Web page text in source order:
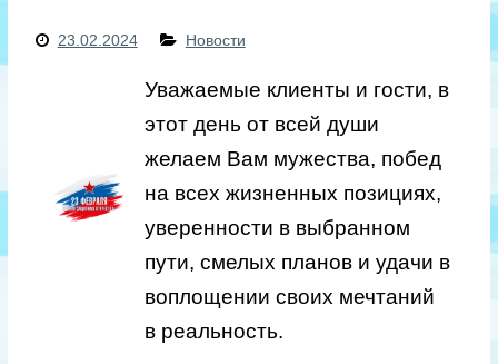
23.02.2024 Новости
Уважаемые клиенты и гости, в
этот день от всей души
желаем Вам мужества, побед
на всех жизненных позициях,
уверенности в выбранном
пути, смелых планов и удачи в
воплощении своих мечтаний
в реальность.